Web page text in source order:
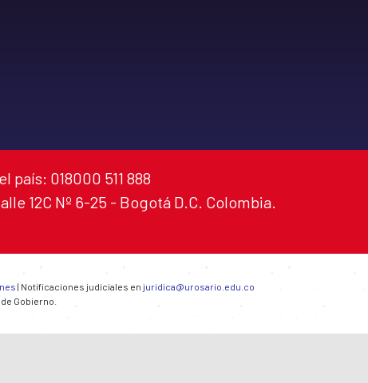
país: 018000 511 888
12C Nº 6-25 - Bogotá D.C. Colombia.
| Notificaciones judiciales en juridica@urosario.edu.co
Gobierno.